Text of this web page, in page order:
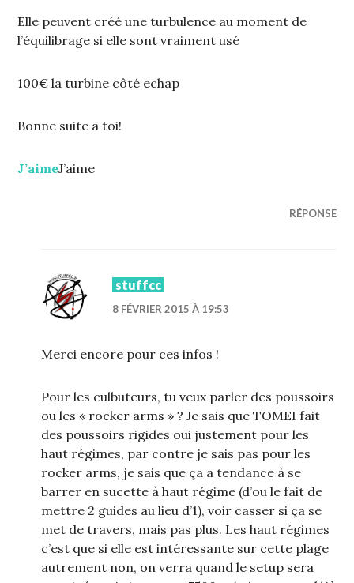
Elle peuvent créé une turbulence au moment de
l’équilibrage si elle sont vraiment usé
100€ la turbine côté echap
Bonne suite a toi!
J’aimeJ’aime
RÉPONSE
stuffcc
8 FÉVRIER 2015 À 19:53
Merci encore pour ces infos !
Pour les culbuteurs, tu veux parler des poussoirs
ou les « rocker arms » ? Je sais que TOMEI fait
des poussoirs rigides oui justement pour les
haut régimes, par contre je sais pas pour les
rocker arms, je sais que ça a tendance à se
barrer en sucette à haut régime (d’ou le fait de
mettre 2 guides au lieu d’1), voir casser si ça se
met de travers, mais pas plus. Les haut régimes
c’est que si elle est intéressante sur cette plage
autrement non, on verra quand le setup sera